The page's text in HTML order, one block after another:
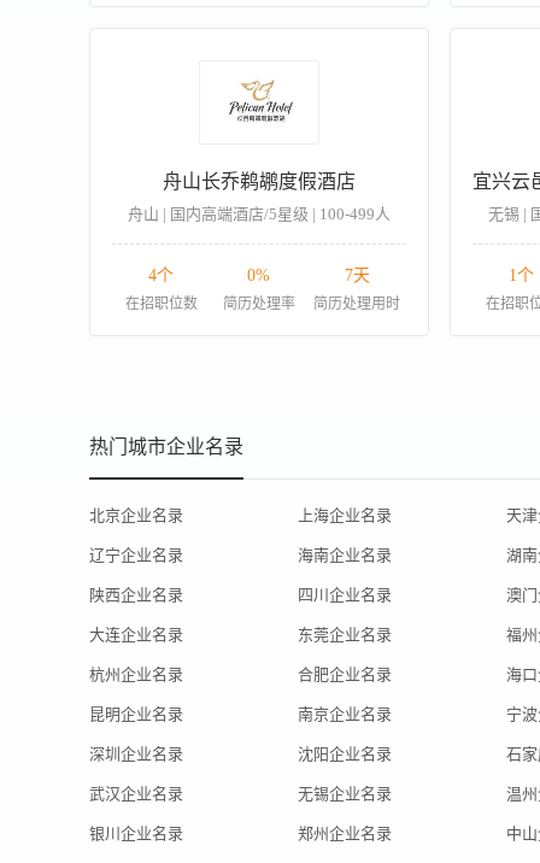
舟山长乔鹈鹕度假酒店
舟山 | 国内高端酒店/5星级 | 100-499人
4个
在招职位数
0%
简历处理率
7天
简历处理用时
无锡 |
1个
在招职
热门城市企业名录
北京企业名录 上海企业名录 天
辽宁企业名录 海南企业名录 湖
陕西企业名录 四川企业名录 澳
大连企业名录 东莞企业名录 福
杭州企业名录 合肥企业名录 海
昆明企业名录 南京企业名录 宁
深圳企业名录 沈阳企业名录 石
武汉企业名录 无锡企业名录 温
银川企业名录 郑州企业名录 中